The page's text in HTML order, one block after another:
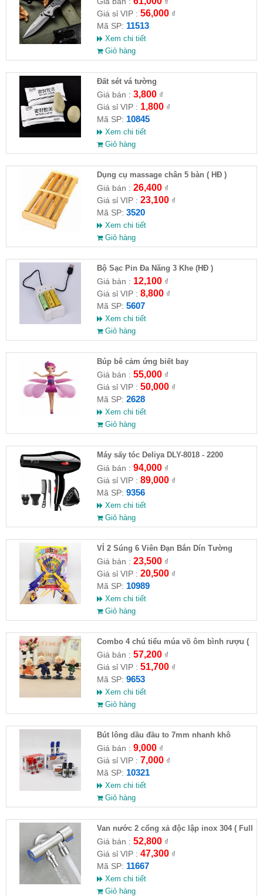
Giá sỉ VIP : 56,000₫
Mã SP: 11513
Xem chi tiết
Giỏ hàng
Đất sét vá tường
Giá bán : 3,800₫
Giá sỉ VIP : 1,800₫
Mã SP: 10845
Xem chi tiết
Giỏ hàng
Dụng cụ massage chân 5 bàn ( HĐ )
Giá bán : 26,400₫
Giá sỉ VIP : 23,100₫
Mã SP: 3520
Xem chi tiết
Giỏ hàng
Bộ Sạc Pin Đa Năng 3 Khe (HĐ )
Giá bán : 12,100₫
Giá sỉ VIP : 8,800₫
Mã SP: 5607
Xem chi tiết
Giỏ hàng
​Búp bê cảm ứng biết bay
Giá bán : 55,000₫
Giá sỉ VIP : 50,000₫
Mã SP: 2628
Xem chi tiết
Giỏ hàng
Máy sấy tóc Deliya DLY-8018 - 2200
Giá bán : 94,000₫
Giá sỉ VIP : 89,000₫
Mã SP: 9356
Xem chi tiết
Giỏ hàng
VỈ 2 Súng 6 Viên Đạn Bắn Dín Tường
Giá bán : 23,500₫
Giá sỉ VIP : 20,500₫
Mã SP: 10989
Xem chi tiết
Giỏ hàng
Combo 4 chú tiểu múa võ ôm bình rượu (
HĐ )
Giá bán : 57,200₫
Giá sỉ VIP : 51,700₫
Mã SP: 9653
Xem chi tiết
Giỏ hàng
Bút lông dầu đầu to 7mm nhanh khô
Giá bán : 9,000₫
Giá sỉ VIP : 7,000₫
Mã SP: 10321
Xem chi tiết
Giỏ hàng
Van nước 2 cổng xả độc lập inox 304 ( Full
VAT )
Giá bán : 52,800₫
Giá sỉ VIP : 47,300₫
Mã SP: 11667
Xem chi tiết
Giỏ hàng